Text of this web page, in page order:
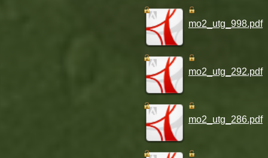
mo2_utg_998.pdf
mo2_utg_292.pdf
mo2_utg_286.pdf